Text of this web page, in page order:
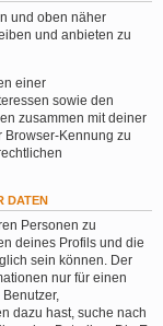
und oben näher
und anbieten zu
einer
sowie den
zusammen mit deiner
Browser-Kennung zu
DATEN
Personen zu
deines Profils und die
sein können. Der
nur für einen
dazu hast, suche nach